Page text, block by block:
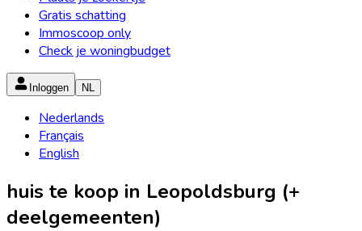
Gratis schatting
Immoscoop only
Check je woningbudget
Inloggen NL
Nederlands
Français
English
huis te koop in Leopoldsburg (+
deelgemeenten)